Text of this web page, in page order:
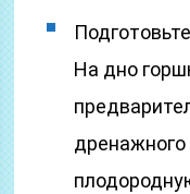
На дно
дренажного